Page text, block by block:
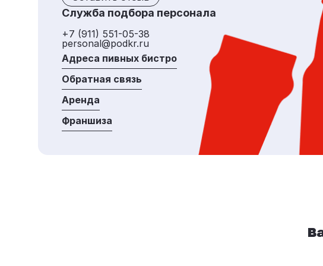
Служба подбора персонала
+7 (911) 551-05-38
personal@podkr.ru
Адреса пивных бистро
Обратная связь
Аренда
Франшиза